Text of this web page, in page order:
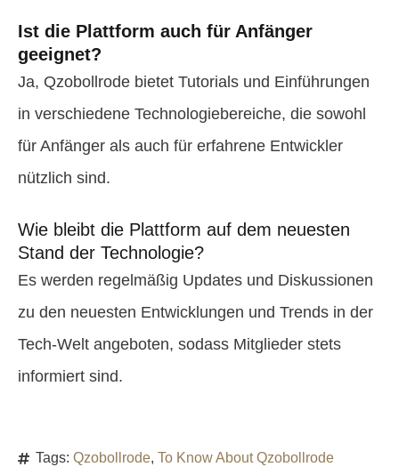
Ist die Plattform auch für Anfänger
geeignet?
Ja, Qzobollrode bietet Tutorials und Einführungen
in verschiedene Technologiebereiche, die sowohl
für Anfänger als auch für erfahrene Entwickler
nützlich sind.
Wie bleibt die Plattform auf dem neuesten
Stand der Technologie?
Es werden regelmäßig Updates und Diskussionen
zu den neuesten Entwicklungen und Trends in der
Tech-Welt angeboten, sodass Mitglieder stets
informiert sind.
Tags: Qzobollrode, To Know About Qzobollrode